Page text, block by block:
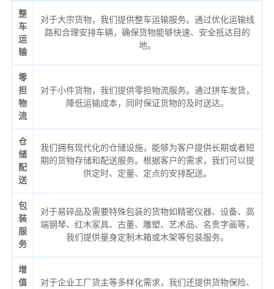
整
车
运
输
对于大宗货物，我们提供整车运输服务。通过优化运输线
路和合理安排车辆，确保货物能够快速、安全抵达目的
地。
零
担
物
流
对于小件货物，我们提供零担物流服务。通过拼车发货，
降低运输成本，同时保证货物的及时送达。
仓
储
配
送
我们拥有现代化的仓储设施，能够为客户提供长期或者短
期的货物存储和配送服务。根据客户的需求，我们可以提
供定时、定量、定点的安排配送。
包
装
服
务
对于易碎品及需要特殊包装的货物如精密仪器、设备、高
端钢琴、红木家具、古董、雕塑、艺术品、名贵字画等，
我们提供量身定制木箱或木架等包装服务。
增
值
对于企业工厂货主等多样化需求，我们还提供货物保险、